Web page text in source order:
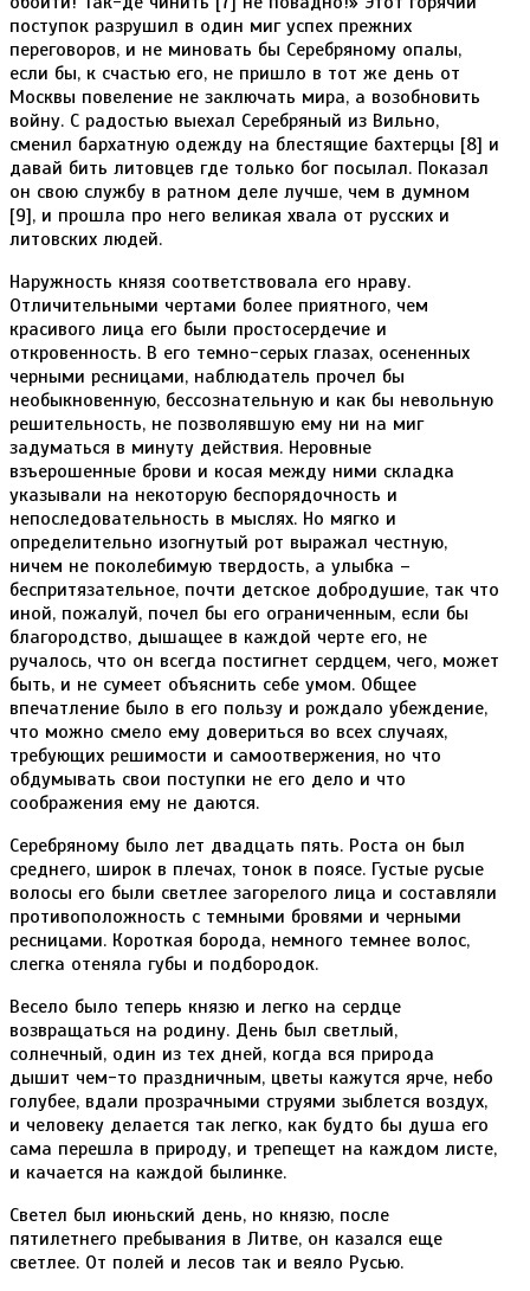
поступок разрушил в один миг успех прежних
переговоров, и не миновать бы Серебряному опалы,
если бы, к счастью его, не пришло в тот же день от
Москвы повеление не заключать мира, а возобновить
войну. С радостью выехал Серебряный из Вильно,
сменил бархатную одежду на блестящие бахтерцы [8] и
давай бить литовцев где только бог посылал. Показал
он свою службу в ратном деле лучше, чем в думном
[9], и прошла про него великая хвала от русских и
литовских людей.
Наружность князя соответствовала его нраву.
Отличительными чертами более приятного, чем
красивого лица его были простосердечие и
откровенность. В его темно-серых глазах, осененных
черными ресницами, наблюдатель прочел бы
необыкновенную, бессознательную и как бы невольную
решительность, не позволявшую ему ни на миг
задуматься в минуту действия. Неровные
взъерошенные брови и косая между ними складка
указывали на некоторую беспорядочность и
непоследовательность в мыслях. Но мягко и
определительно изогнутый рот выражал честную,
ничем не поколебимую твердость, а улыбка –
беспритязательное, почти детское добродушие, так что
иной, пожалуй, почел бы его ограниченным, если бы
благородство, дышащее в каждой черте его, не
ручалось, что он всегда постигнет сердцем, чего, может
быть, и не сумеет объяснить себе умом. Общее
впечатление было в его пользу и рождало убеждение,
что можно смело ему довериться во всех случаях,
требующих решимости и самоотвержения, но что
обдумывать свои поступки не его дело и что
соображения ему не даются.
Серебряному было лет двадцать пять. Роста он был
среднего, широк в плечах, тонок в поясе. Густые русые
волосы его были светлее загорелого лица и составляли
противоположность с темными бровями и черными
ресницами. Короткая борода, немного темнее волос,
слегка отеняла губы и подбородок.
Весело было теперь князю и легко на сердце
возвращаться на родину. День был светлый,
солнечный, один из тех дней, когда вся природа
дышит чем-то праздничным, цветы кажутся ярче, небо
голубее, вдали прозрачными струями зыблется воздух,
и человеку делается так легко, как будто бы душа его
сама перешла в природу, и трепещет на каждом листе,
и качается на каждой былинке.
Светел был июньский день, но князю, после
пятилетнего пребывания в Литве, он казался еще
светлее. От полей и лесов так и веяло Русью.